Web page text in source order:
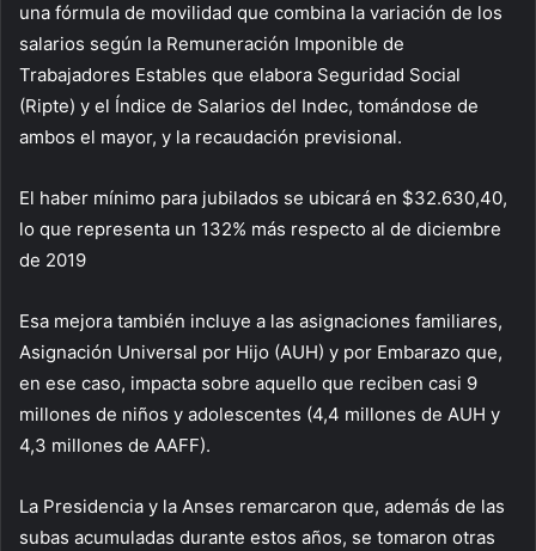
una fórmula de movilidad que combina la variación de los
salarios según la Remuneración Imponible de
Trabajadores Estables que elabora Seguridad Social
(Ripte) y el Índice de Salarios del Indec, tomándose de
ambos el mayor, y la recaudación previsional.
El haber mínimo para jubilados se ubicará en $32.630,40,
lo que representa un 132% más respecto al de diciembre
de 2019
Esa mejora también incluye a las asignaciones familiares,
Asignación Universal por Hijo (AUH) y por Embarazo que,
en ese caso, impacta sobre aquello que reciben casi 9
millones de niños y adolescentes (4,4 millones de AUH y
4,3 millones de AAFF).
La Presidencia y la Anses remarcaron que, además de las
subas acumuladas durante estos años, se tomaron otras